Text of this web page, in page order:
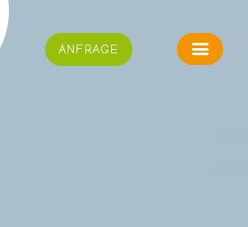
ANFRAGE